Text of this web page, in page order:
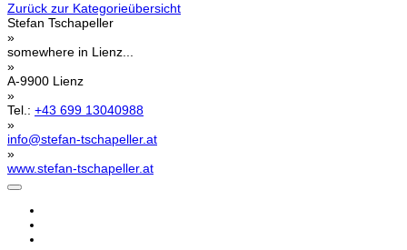
Zurück zur Kategorieübersicht
Stefan Tschapeller
»
somewhere in Lienz...
»
A-9900 Lienz
»
Tel.: +43 699 13040988
»
info@stefan-tschapeller.at
»
www.stefan-tschapeller.at